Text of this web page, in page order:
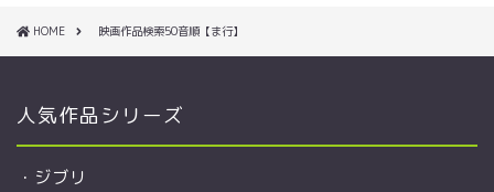
HOME 映画作品検索50音順【ま行】
人気作品シリーズ
・ ジブリ